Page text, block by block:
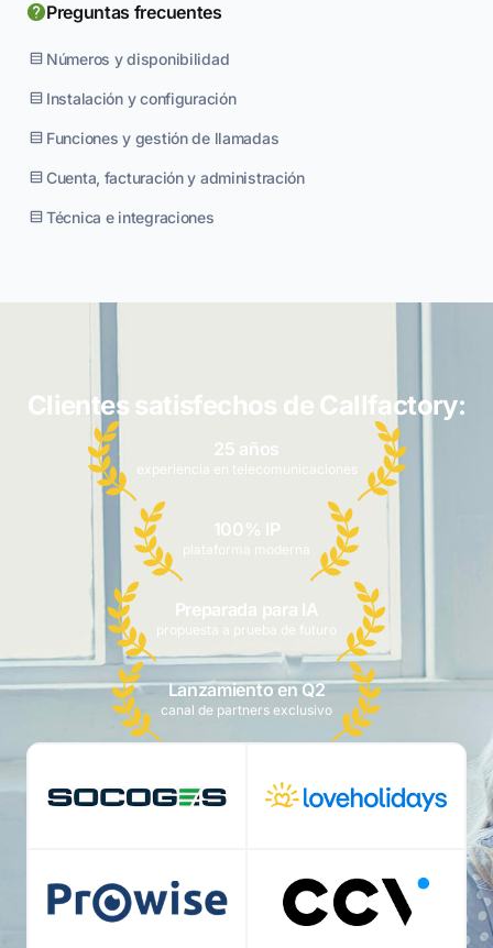
Preguntas frecuentes
Números y disponibilidad
Instalación y configuración
Funciones y gestión de llamadas
Cuenta, facturación y administración
Técnica e integraciones
Clientes satisfechos de Callfactory:
25 años
experiencia en telecomunicaciones
100% IP
plataforma moderna
Preparada para IA
propuesta a prueba de futuro
Lanzamiento en Q2
canal de partners exclusivo